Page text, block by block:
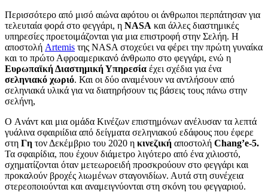
Περισσότερο από μισό αιώνα αφότου οι άνθρωποι περπάτησαν για
τελευταία φορά στο φεγγάρι, η NASA και άλλες διαστημικές
υπηρεσίες προετοιμάζονται για μια επιστροφή στην Σελήη. Η
αποστολή Artemis της NASA στοχεύει να φέρει την πρώτη γυναίκα
και το πρώτο Αφροαμερικανό άνθρωπο στο φεγγάρι, ενώ η
Ευρωπαϊκή Διαστημική Υπηρεσία έχει σχέδια για ένα
σεληνιακό χωριό. Και οι δύο αναμένουν να αντλήσουν από
σεληνιακά υλικά για να διατηρήσουν τις βάσεις τους πάνω στην
σελήνη,
Ο Aνάντ και μια ομάδα Κινέζων επιστημόνων ανέλυσαν τα λεπτά
γυάλινα σφαιριίδια από δείγματα σεληνιακού εδάφους που έφερε
στη Γη τον Δεκέμβριο του 2020 η κινεζική αποστολή Chang’e-5.
Τα σφαιρίδια, που έχουν διάμετρο λιγότερο από ένα χιλιοστό,
σχηματίζονται όταν μετεωροειδή προσκρούουν στο φεγγάρι και
προκαλούν βροχές λιωμένων σταγονιδίων. Αυτά στη συνέχεια
στερεοποιούνται και αναμειγνύονται στη σκόνη του φεγγαριού.